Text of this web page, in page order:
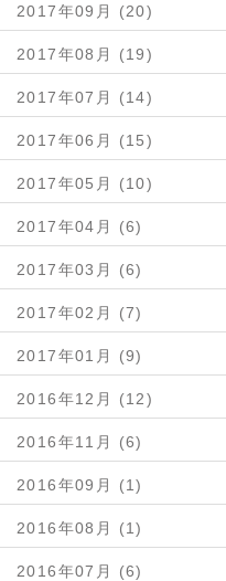
2017年09月 (20)
2017年08月 (19)
2017年07月 (14)
2017年06月 (15)
2017年05月 (10)
2017年04月 (6)
2017年03月 (6)
2017年02月 (7)
2017年01月 (9)
2016年12月 (12)
2016年11月 (6)
2016年09月 (1)
2016年08月 (1)
2016年07月 (6)